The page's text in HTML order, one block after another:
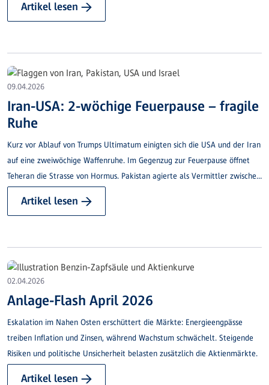
persönliche bzw. Bankdaten preiszugeben.
Artikel lesen →
09.04.2026
Iran-USA: 2-wöchige Feuerpause – fragile
Ruhe
Kurz vor Ablauf von Trumps Ultimatum einigten sich die USA und der Iran
auf eine zweiwöchige Waffenruhe. Im Gegenzug zur Feuerpause öffnet
Teheran die Strasse von Hormus. Pakistan agierte als Vermittler zwischen
bedingt sich Operationen im Libanon gegen die Hisbollah aus.
Artikel lesen →
02.04.2026
Anlage-Flash April 2026
Eskalation im Nahen Osten erschüttert die Märkte: Energieengpässe
treiben Inflation und Zinsen, während Wachstum schwächelt. Steigende
Risiken und politische Unsicherheit belasten zusätzlich die Aktienmärkte.
Artikel lesen →